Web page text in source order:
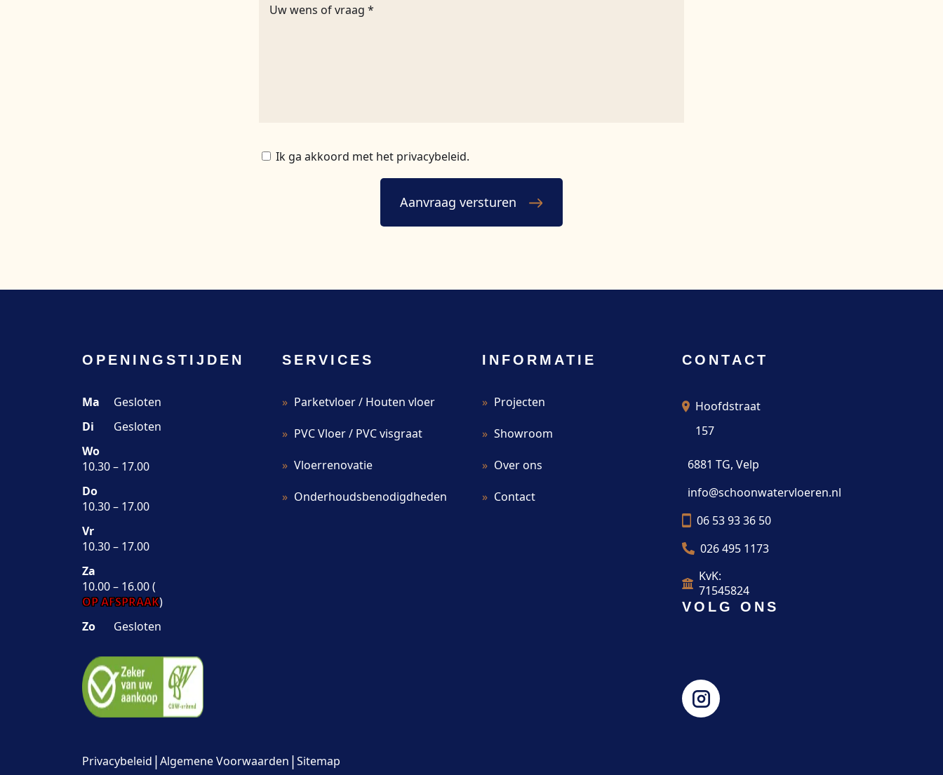
Ik ga akkoord met het privacybeleid.
OPENINGSTIJDEN
Ma
Gesloten
Di
Gesloten
Wo
10.30 – 17.00
Do
10.30 – 17.00
Vr
10.30 – 17.00
Za
10.00 – 16.00 (
OP AFSPRAAK)
Zo
Gesloten
SERVICES
Parketvloer / Houten vloer
PVC Vloer / PVC visgraat
Vloerrenovatie
Onderhoudsbenodigdheden
INFORMATIE
Projecten
Showroom
Over ons
Contact
CONTACT
Hoofdstraat
157
6881 TG, Velp
info@schoonwatervloeren.nl
06 53 93 36 50
026 495 1173
KvK:
71545824
VOLG ONS
Privacybeleid |Algemene Voorwaarden |Sitemap